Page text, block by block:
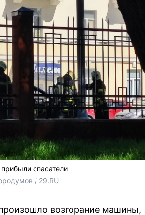
спасатели
/ 29.RU
возгорание машины,